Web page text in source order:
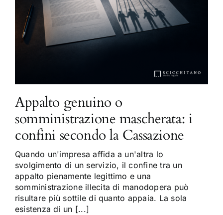
Appalto genuino o
somministrazione mascherata: i
confini secondo la Cassazione
Quando un'impresa affida a un'altra lo
svolgimento di un servizio, il confine tra un
appalto pienamente legittimo e una
somministrazione illecita di manodopera può
risultare più sottile di quanto appaia. La sola
esistenza di un [...]